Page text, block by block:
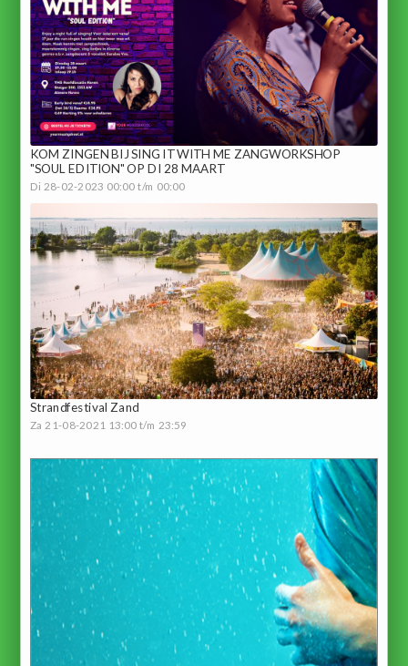
KOM ZINGEN BIJ SING IT WITH ME ZANGWORKSHOP
"SOUL EDITION" OP DI 28 MAART
Di 28-02-2023 00:00 t/m 00:00
Strandfestival Zand
Za 21-08-2021 13:00 t/m 23:59